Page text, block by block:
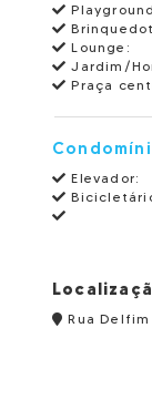
Lounge:
Jardim/
Praça
Elevador:
Rua